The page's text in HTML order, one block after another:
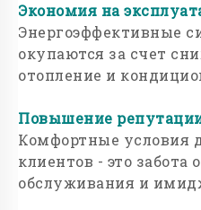
Экономия на
Энергоэффективные
окупаются за счет
отопление и
Повышение
Комфортные условия
клиентов - это забота
обслуживания и